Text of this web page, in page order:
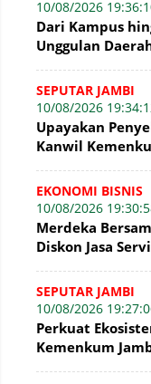
10/08/2026
Dari Kampus
Unggulan
Penguatan Kerja
SEPUTAR JAMBI
10/08/2026
Upayakan
Kanwil
Sengketa KI
EKONOMI BISNIS
10/08/2026
Merdeka
Diskon Jasa
SEPUTAR JAMBI
10/08/2026
Perkuat
Kemenkum